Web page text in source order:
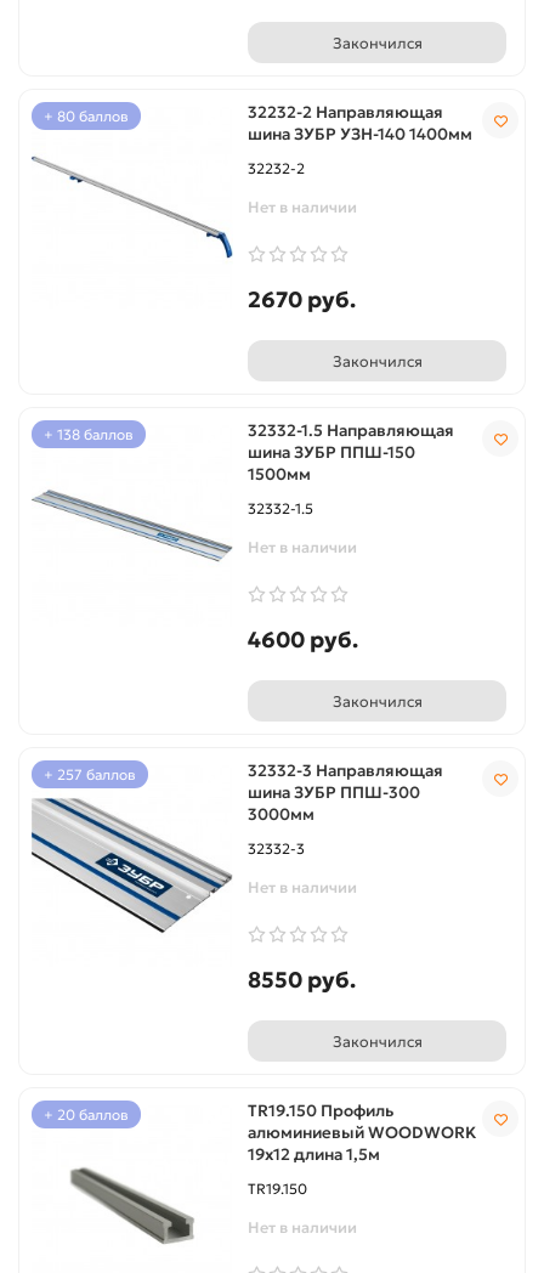
Закончился
+ 80 баллов
32232-2 Направляющая
шина ЗУБР УЗН-140 1400мм
32232-2
Нет в наличии
2670 руб.
Закончился
+ 138 баллов
32332-1.5 Направляющая
шина ЗУБР ППШ-150
1500мм
32332-1.5
Нет в наличии
4600 руб.
Закончился
+ 257 баллов
32332-3 Направляющая
шина ЗУБР ППШ-300
3000мм
32332-3
Нет в наличии
8550 руб.
Закончился
+ 20 баллов
TR19.150 Профиль
алюминиевый WOODWORK
19х12 длина 1,5м
TR19.150
Нет в наличии